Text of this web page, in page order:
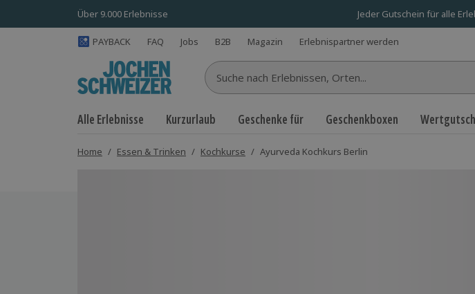
Über 9.000 Erlebnisse Jeder Gutschein für alle
PAYBACK FAQ Jobs B2B Magazin Erlebnispartner werden
Suche nach Erlebnissen...
Alle Erlebnisse Kurzurlaub Geschenke für Geschenkboxen
Home / Essen & Trinken / Kochkurse / Ayurveda Kochkurs Berlin